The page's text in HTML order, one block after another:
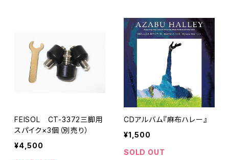
FEISOL CT-3372三脚用
スパイク×3個（別売り）
¥4,500
CDアルバム『麻布ハレー』
¥1,500
SOLD OUT